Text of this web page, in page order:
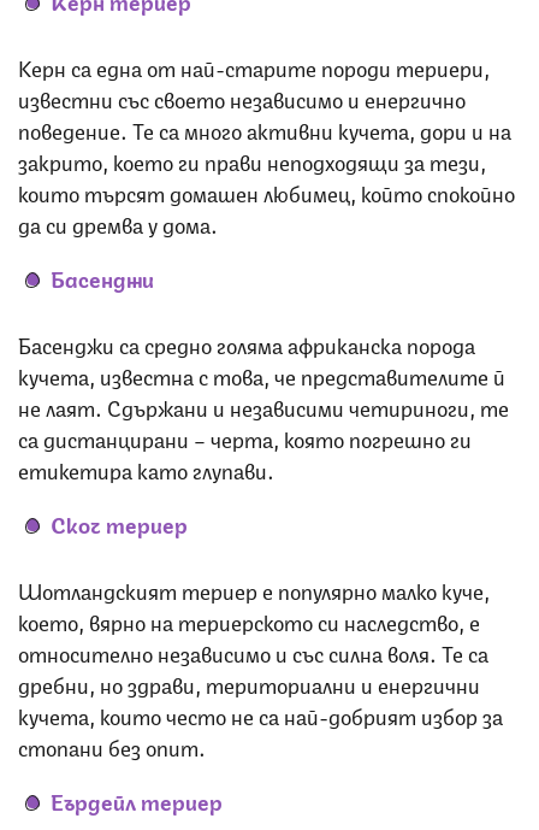
Керн са една от най-старите породи териери,
известни със своето независимо и енергично
поведение. Те са много активни кучета, дори и на
закрито, което ги прави неподходящи за тези,
които търсят домашен любимец, който спокойно
да си дремва у дома.
Басенджи
Басенджи са средно голяма африканска порода
кучета, известна с това, че представителите й
не лаят. Сдържани и независими четириноги, те
са дистанцирани – черта, която погрешно ги
етикетира като глупави.
Скоч териер
Шотландският териер е популярно малко куче,
което, вярно на териерското си наследство, е
относително независимо и със силна воля. Те са
дребни, но здрави, териториални и енергични
кучета, които често не са най-добрият избор за
стопани без опит.
Еърдейл териер